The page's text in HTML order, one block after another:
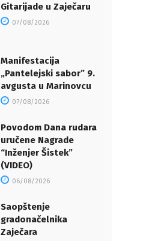
Gitarijade u Zaječaru
07/08/2026
Manifestacija
„Pantelejski sabor” 9.
avgusta u Marinovcu
07/08/2026
Povodom Dana rudara
uručene Nagrade
“Inženjer Šistek”
(VIDEO)
06/08/2026
Saopštenje
gradonačelnika
Zaječara